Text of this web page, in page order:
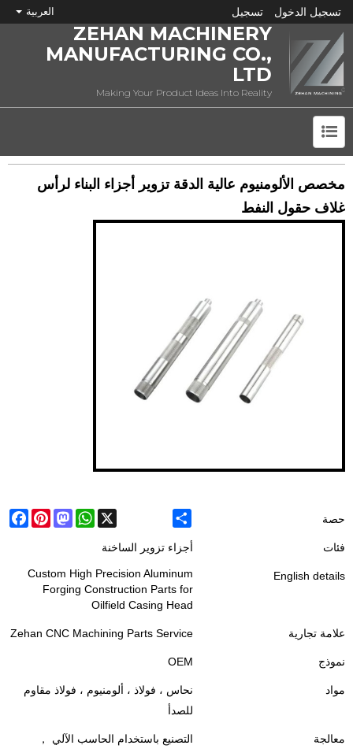
تسجيل الدخول تسجيل العربية
ZEHAN MACHINERY
MANUFACTURING CO.,
LTD
Making Your Product Ideas Into Reality
مخصص الألومنيوم عالية الدقة تزوير أجزاء البناء لرأس
غلاف حقول النفط
حصة Share
Pinterest
Mastodon
WhatsApp X
فئات أجزاء تزوير الساخنة
English details
Custom High Precision Aluminum
Forging Construction Parts for
Oilfield Casing Head
علامة تجارية Zehan CNC Machining Parts Service
نموذج OEM
مواد
نحاس ، فولاذ ، ألومنيوم ، فولاذ مقاوم
للصدأ
معالجة
التصنيع باستخدام الحاسب الآلي ，